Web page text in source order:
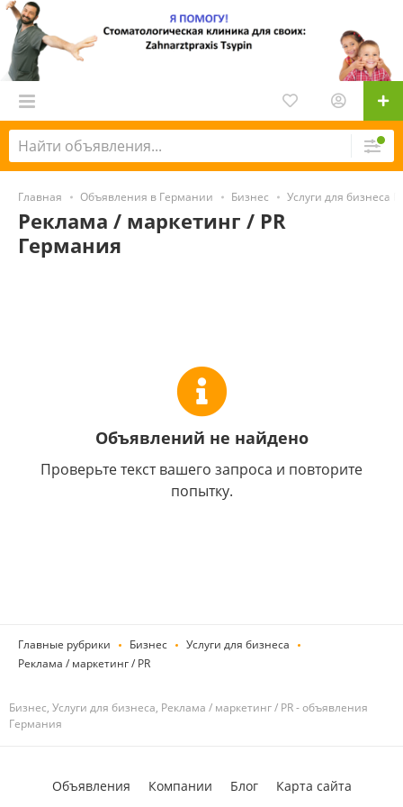
Главная Объявления в Германии Бизнес Услуги для бизнеса
Реклама / маркетинг / PR
Германия
Объявлений не найдено
Проверьте текст вашего запроса и повторите
попытку.
Главные рубрики Бизнес
Услуги для бизнеса
Реклама / маркетинг / PR
Бизнес, Услуги для бизнеса, Реклама / маркетинг / PR - объявления
Германия
Объявления Компании Блог Карта сайта